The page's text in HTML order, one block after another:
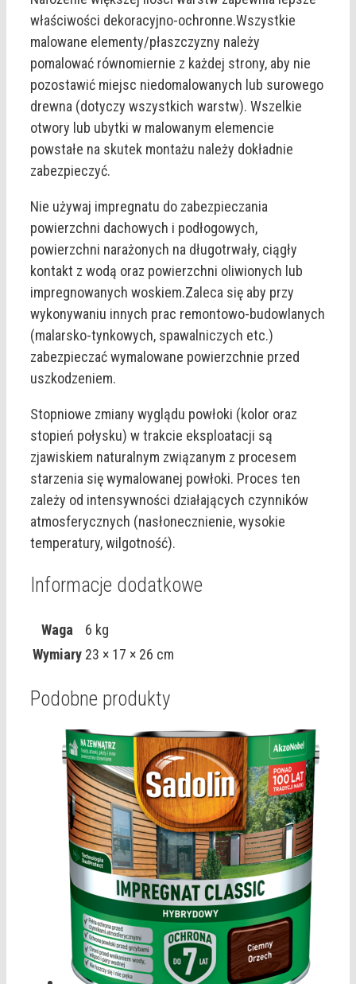
właściwości dekoracyjno-ochronne.Wszystkie
malowane elementy/płaszczyzny należy
pomalować równomiernie z każdej strony, aby nie
pozostawić miejsc niedomalowanych lub surowego
drewna (dotyczy wszystkich warstw). Wszelkie
otwory lub ubytki w malowanym elemencie
powstałe na skutek montażu należy dokładnie
zabezpieczyć.
Nie używaj impregnatu do zabezpieczania
powierzchni dachowych i podłogowych,
powierzchni narażonych na długotrwały, ciągły
kontakt z wodą oraz powierzchni oliwionych lub
impregnowanych woskiem.Zaleca się aby przy
wykonywaniu innych prac remontowo-budowlanych
(malarsko-tynkowych, spawalniczych etc.)
zabezpieczać wymalowane powierzchnie przed
uszkodzeniem.
Stopniowe zmiany wyglądu powłoki (kolor oraz
stopień połysku) w trakcie eksploatacji są
zjawiskiem naturalnym związanym z procesem
starzenia się wymalowanej powłoki. Proces ten
zależy od intensywności działających czynników
atmosferycznych (nasłonecznienie, wysokie
temperatury, wilgotność).
Informacje dodatkowe
Waga
6 kg
Wymiary 23 × 17 × 26 cm
Podobne produkty